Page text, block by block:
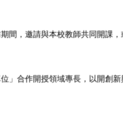
間，邀請與本校教師共同開課，
」合作開授領域專長，以開創